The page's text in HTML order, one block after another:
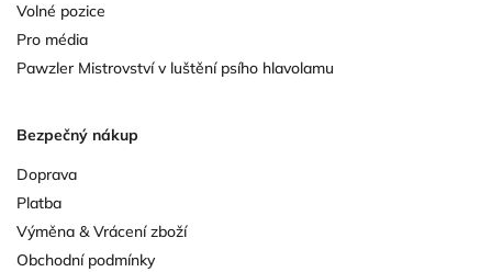
Volné pozice
Pro média
Pawzler Mistrovství v luštění psího hlavolamu
Bezpečný nákup
Doprava
Platba
Výměna & Vrácení zboží
Obchodní podmínky